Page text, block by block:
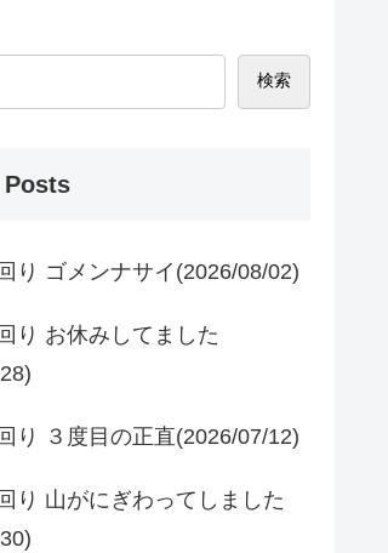
検索
Posts
り ゴメンナサイ(2026/08/02)
り お休みしてました
り ３度目の正直(2026/07/12)
り 山がにぎわってしました